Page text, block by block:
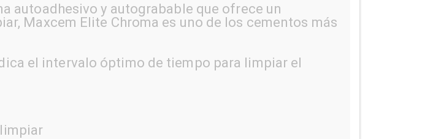
autoadhesivo y autograbable que ofrece un
Maxcem Elite Chroma es uno de los cementos más
el intervalo óptimo de tiempo para limpiar el